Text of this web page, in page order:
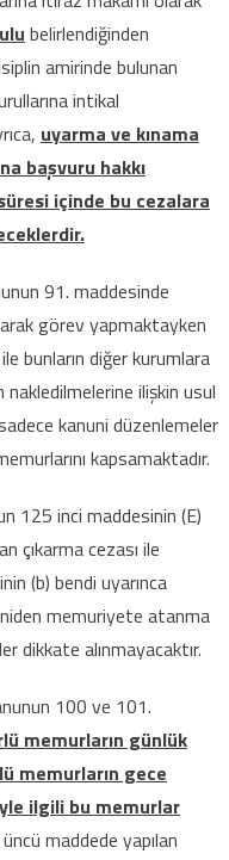
belirlendiğinden
amirinde bulunan
intikal
uyarma ve kınama
başvuru hakkı
içinde bu cezalara
91. maddesinde
görev yapmaktayken
bunların diğer kurumlara
nakledilmelerine ilişkin usul
kanuni düzenlemeler
kapsamaktadır.
125 inci maddesinin (E)
çıkarma cezası ile
(b) bendi uyarınca
memuriyete atanma
dikkate alınmayacaktır.
100 ve 101.
memurların günlük
memurların gece
ilgili bu memurlar
maddede yapılan